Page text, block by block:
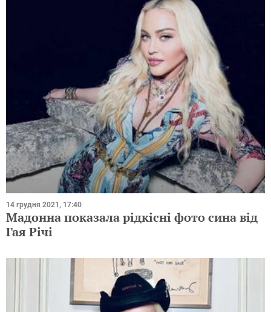
14 грудня 2021, 17:40
Мадонна показала рідкісні фото сина від
Гая Річі